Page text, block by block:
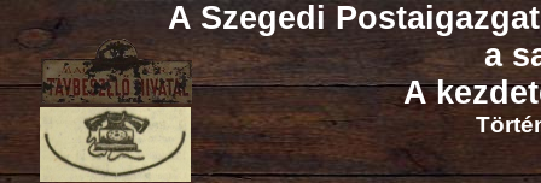
A Szegedi
a
A